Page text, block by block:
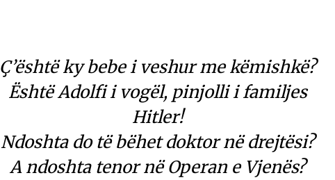
Ç’është ky bebe i veshur me këmishkë?
Është Adolfi i vogël, pinjolli i familjes
Hitler!
Ndoshta do të bëhet doktor në drejtësi?
A ndoshta tenor në Operan e Vjenës?